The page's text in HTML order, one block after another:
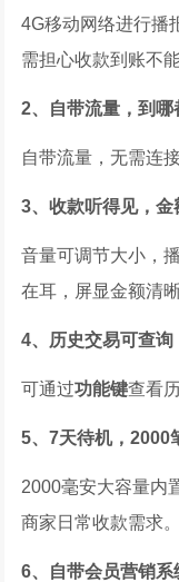
4G移动网络进行播
需担心收款到账不
2、自带流量，到哪
自带流量，无需连
3、收款听得见，金
音量可调节大小，
在耳，屏显金额清晰
4、历史交易可查询
可通过功能键查看
5、7天待机，2000
2000毫安大容量内
商家日常收款需求。
6、自带会员营销